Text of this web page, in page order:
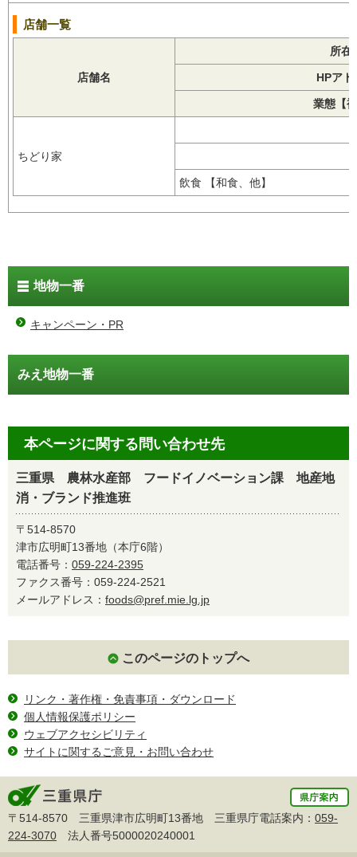
店舗一覧
店舗名
所在
HPアド
業態【
ちどり家
飲食 【和食、他】
地物一番
キャンペーン・PR
みえ地物一番
本ページに関する問い合わせ先
三重県 農林水産部 フードイノベーション課 地産地
消・ブランド推進班
〒514-8570
津市広明町13番地（本庁6階）
電話番号： 059-224-2395
ファクス番号：059-224-2521
メールアドレス： foods@pref.mie.lg.jp
このページのトップへ
リンク・著作権・免責事項・ダウンロード
個人情報保護ポリシー
ウェブアクセシビリティ
サイトに関するご意見・お問い合わせ
〒514-8570 三重県津市広明町13番地 三重県庁電話案内： 059-
224-3070 法人番号5000020240001